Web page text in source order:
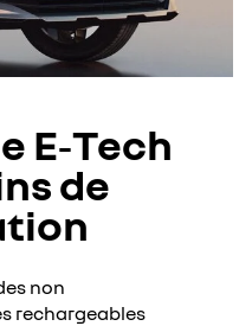
E‑Tech
de
non
rechargeables